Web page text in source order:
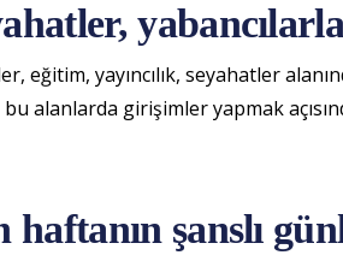
eğitim, yayıncılık, seyahatler
bu alanlarda girişimler yapmak
haftanın şanslı